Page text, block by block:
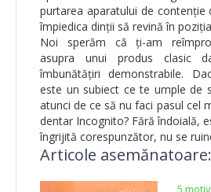
purtarea aparatului de contenţie
împiedica dinţii să revină în
Noi sperăm că ți-am
asupra unui produs clasic
îmbunătățiri demonstrabile.
este un subiect ce te umple de
atunci de ce să nu faci pasul cel
dentar Incognito? Fără îndoială,
îngrijită corespunzător, nu se
Articole asemănatoare:
5